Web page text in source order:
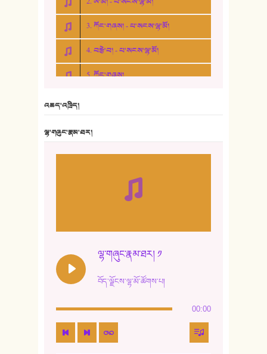
3. ཀོང་གཞས། - པ་སངས་ལྷ་མོ།
4. བརྩེ་བ། - པ་སངས་ལྷ་མོ།
5. ཀོང་གཞས།
10. ཆང་གཞས། ༣
15. ཤམ་པ་ལ་ཡི་སྲས་མོ།
16. ལྷ་བུ་དར་བུ།
འཆད་འཁྲིད།
ལྷ་གཞུང་རྣམ་ཐར།
ལྷ་གཞུང་རྣམ་ཐར། ༡
བོད་ལྗོངས་ལྷ་མོ་ཚོགས་པ།
00:00